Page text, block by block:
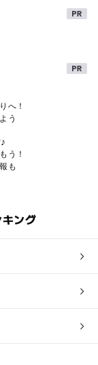
へ！
う
う！
も
ング